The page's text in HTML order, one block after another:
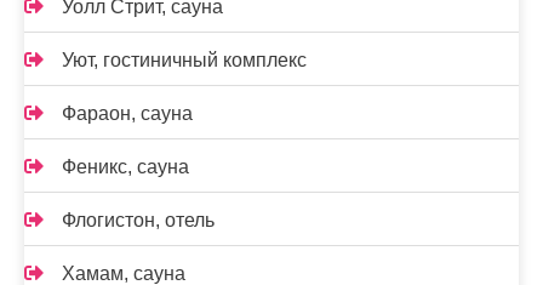
Уолл Стрит, сауна
Уют, гостиничный комплекс
Фараон, сауна
Феникс, сауна
Флогистон, отель
Хамам, сауна